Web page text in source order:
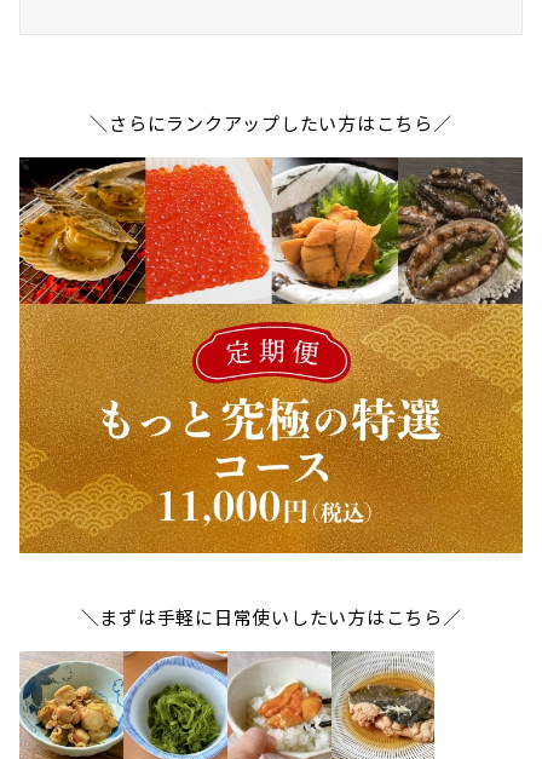
＼さらにランクアップしたい方はこちら／
＼まずは手軽に日常使いしたい方はこちら／